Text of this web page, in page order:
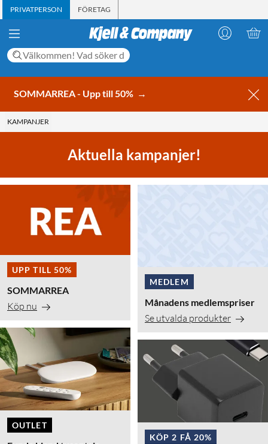
PRIVATPERSON FÖRETAG
SOMMARREA - Upp till 50% →
KAMPANJER
Aktuella kampanjer!
UPP TILL 50%
SOMMARREA
Köp nu
OUTLET
MEDLEM
Månadens medlemspriser
Se utvalda produkter
KÖP 2 FÅ 20%